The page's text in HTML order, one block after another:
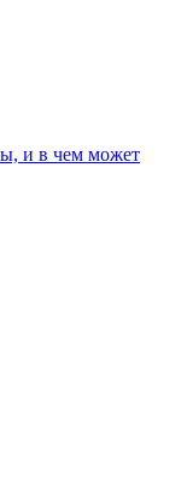
и в чем может